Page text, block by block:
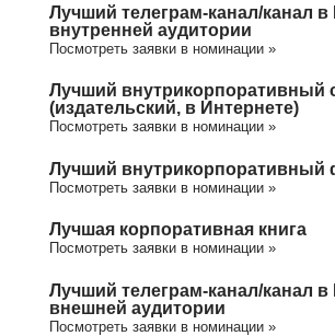
Лучший телеграм-канал/канал
внутренней аудитории
Посмотреть заявки в номинации »
Лучший внутрикорпоративный
(издательский, в Интернете)
Посмотреть заявки в номинации »
Лучший внутрикорпоративный
Посмотреть заявки в номинации »
Лучшая корпоративная книга
Посмотреть заявки в номинации »
Лучший телеграм-канал/канал
внешней аудитории
Посмотреть заявки в номинации »